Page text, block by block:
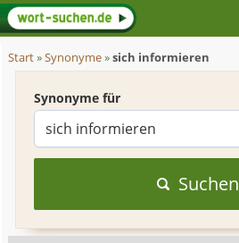
Start»Synonyme»sich informieren
Synonyme für
Suchen